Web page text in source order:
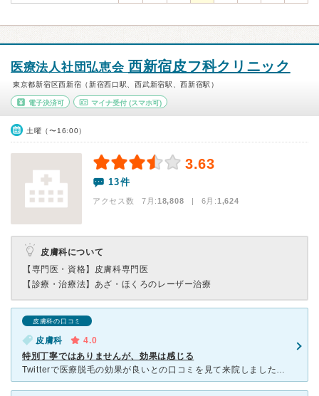
医療法人社団弘恵会 西新宿皮フ科クリニック
東京都新宿区西新宿（新宿西口駅、西武新宿駅、西新宿駅）
電子決済可 マイナ受付(スマホ可)
土曜（〜16:00）
3.63
13件
アクセス数 7月:18,808 | 6月:1,624
皮膚科について
【専門医・資格】 皮膚科専門医
【診療・治療法】 あざ・ほくろのレーザー治療
皮膚科の口コミ
皮膚科
4.0
特別丁寧ではありませんが、効果は感じる
Twitterで医療脱毛の効果が良いとの口コミを見て来院しました。 初回の来院時は剃刀負けがあり、このままだと照射できないと帰されました。2回目は無事照射してもらえましたが、口コミ通り激痛でした。